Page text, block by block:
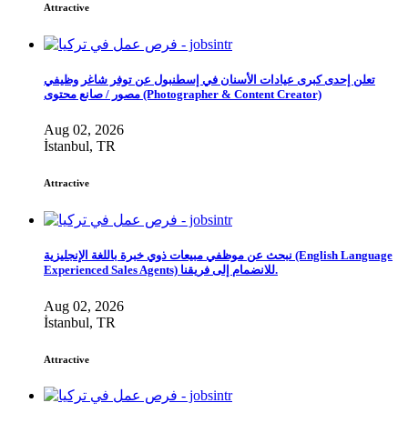
Attractive
تعلن إحدى كبرى عيادات الأسنان في إسطنبول عن توفر شاغر وظيفي
مصور / صانع محتوى (Photographer & Content Creator)
Aug 02, 2026
İstanbul, TR
Attractive
نبحث عن موظفي مبيعات ذوي خبرة باللغة الإنجليزية (English Language
Experienced Sales Agents) للانضمام إلى فريقنا.
Aug 02, 2026
İstanbul, TR
Attractive